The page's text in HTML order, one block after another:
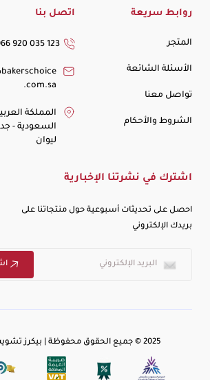
روابط سريعة
المتجر
الأسئلة الشائعة
تواصل معنا
الشروط والأحكام
اتصل بنا
+966 920 035 123
.com.sa
المملكة العربية
السعودية - جدة
ليوان
اشترك في نشرتنا الإخبارية
احصل على تحديثات أسبوعية حول منتجاتنا على
بريدك الإلكتروني
2025 © جميع الحقوق محفوظة | بيكرز تشويس